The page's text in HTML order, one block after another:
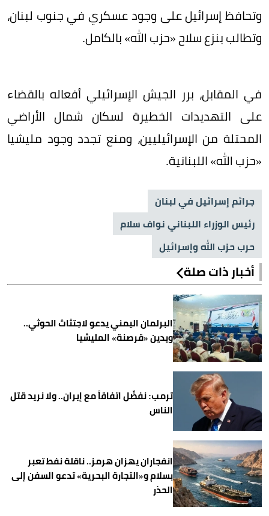
وتحافظ إسرائيل على وجود عسكري في جنوب لبنان،
وتطالب بنزع سلاح «حزب الله» بالكامل.
في المقابل، برر الجيش الإسرائيلي أفعاله بالقضاء
على التهديدات الخطيرة لسكان شمال الأراضي
المحتلة من الإسرائيليين، ومنع تجدد وجود مليشيا
«حزب الله» اللبنانية.
جرائم إسرائيل في لبنان
رئيس الوزراء اللبناني نواف سلام
حرب حزب الله وإسرائيل
أخبار ذات صلة
البرلمان اليمني يدعو لاجتثاث الحوثي..
ويدين «قرصنة» المليشيا
ترمب: نفضّل اتفاقاً مع إيران.. ولا نريد قتل
الناس
انفجاران يهزان هرمز.. ناقلة نفط تعبر
بسلام و«التجارة البحرية» تدعو السفن إلى
الحذر